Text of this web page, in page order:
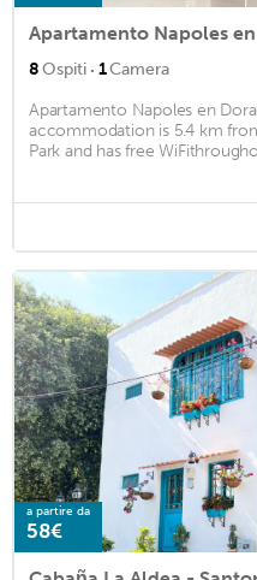
Apartamento Napoles
8Ospiti · 1Camera
Apartamento Napoles en
accommodation is 5.4 km
Park and has free
a partire da
58€